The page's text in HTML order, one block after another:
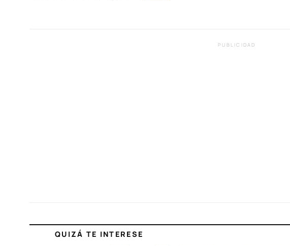
PUBLICIDAD
QUIZÁ TE INTERESE